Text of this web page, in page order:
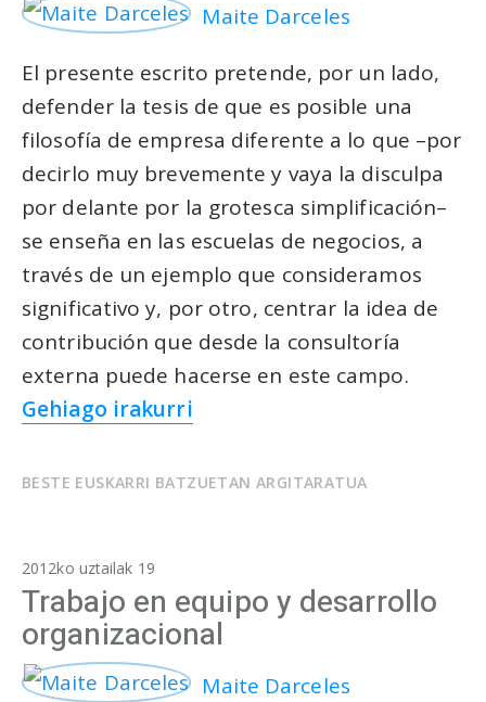
Maite Darceles
El presente escrito pretende, por un lado,
defender la tesis de que es posible una
filosofía de empresa diferente a lo que –por
decirlo muy brevemente y vaya la disculpa
por delante por la grotesca simplificación–
se enseña en las escuelas de negocios, a
través de un ejemplo que consideramos
significativo y, por otro, centrar la idea de
contribución que desde la consultoría
externa puede hacerse en este campo.
Gehiago irakurri
BESTE EUSKARRI BATZUETAN ARGITARATUA
2012ko uztailak 19
Trabajo en equipo y desarrollo
organizacional
Maite Darceles